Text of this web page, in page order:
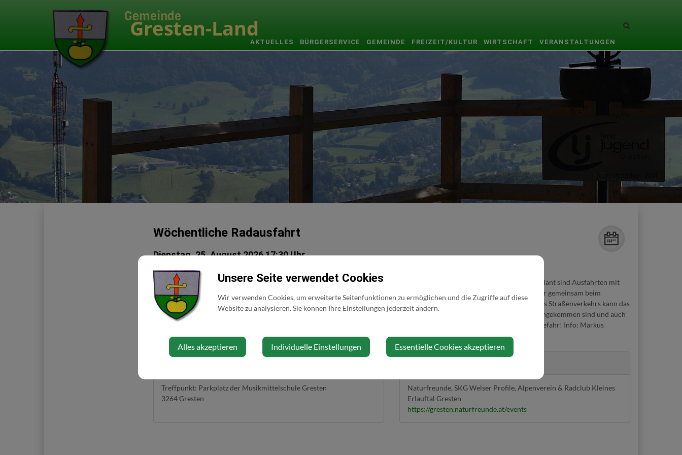
Site
AKTUELLES BÜRGERSERVICE GEMEINDE FREIZEIT/KULTUR WIRTSCHAFT VERANSTALTUNGEN
Wöchentliche Radausfahrt
Dienstag, 25. August 2026 17:30 Uhr
Das Angebot richtet sich aus Sicherheitsgründen beim Fahren in der Gruppe nur an Rennrad & Gravelbike Fahrer/innen. Geplant sind Ausfahrten mit
1,5 – 2 Std., bei denen die gemeinsame sportliche Aktivität im Vordergrund steht. Das Tempo wird so gewählt, dass alle wieder gemeinsam beim
Startpunkt ankommen. Auf der Straße fahren wir gleichmäßig und kontrolliert, damit die Gruppe zusammenbleibt, abseits des Straßenverkehrs kann das
Tempo je nach Kommunikation in der Gruppe variieren. Am Berg darf gerne auch mal Gas gegeben werden, wenn alle oben angekommen sind und auch
der/die Letzte wieder Luft hat, geht es gemeinsam weiter. Hinweis: Ausfahrt nur bei trockener Straße, Teilnahme auf eigene Gefahr! Info: Markus
Scharner Mobil: +43 664 80410 4138 Privat & WhatsApp: +43 670 2020725 Mail: M.Scharner@welser.com
Treffpunkt: Parkplatz der Musikmittelschule Gresten
3264 Gresten
Naturfreunde, SKG Welser Profile, Alpenverein & Radclub Kleines
Erlauftal Gresten
https://gresten.naturfreunde.at/events
Unsere Seite verwendet Cookies
Wir verwenden Cookies, um erweiterte Seitenfunktionen zu ermöglichen und die Zugriffe auf diese
Website zu analysieren. Sie können Ihre Einstellungen jederzeit ändern.
Alles akzeptieren Individuelle Einstellungen Essentielle Cookies akzeptieren